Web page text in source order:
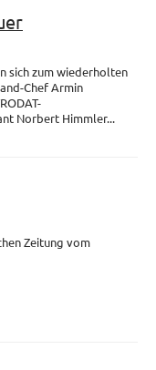
sich zum wiederholten
Chef Armin
Norbert Himmler...
Zeitung vom